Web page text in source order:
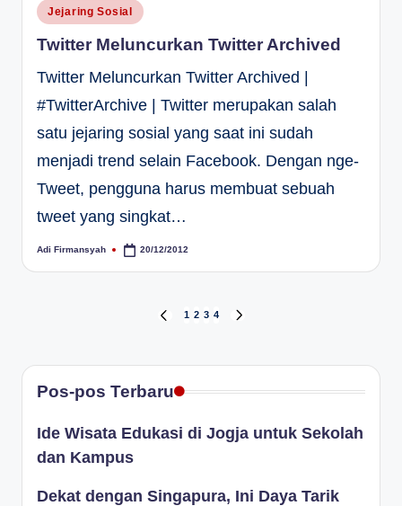
Posted
in
Jejaring Sosial
Twitter Meluncurkan Twitter Archived
Twitter Meluncurkan Twitter Archived |
#TwitterArchive | Twitter merupakan salah
satu jejaring sosial yang saat ini sudah
menjadi trend selain Facebook. Dengan nge-
Tweet, pengguna harus membuat sebuah
tweet yang singkat…
Posted
Adi Firmansyah 20/12/2012
PREVIOUS
1 2 3 4
Pos-pos Terbaru
Ide Wisata Edukasi di Jogja untuk Sekolah
dan Kampus
Dekat dengan Singapura, Ini Daya Tarik